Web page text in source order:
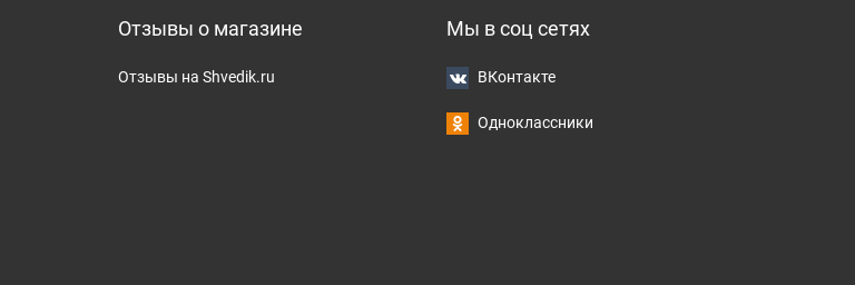
Отзывы о магазине
Отзывы на Shvedik.ru
Мы в соц сетях
ВКонтакте
Одноклассники